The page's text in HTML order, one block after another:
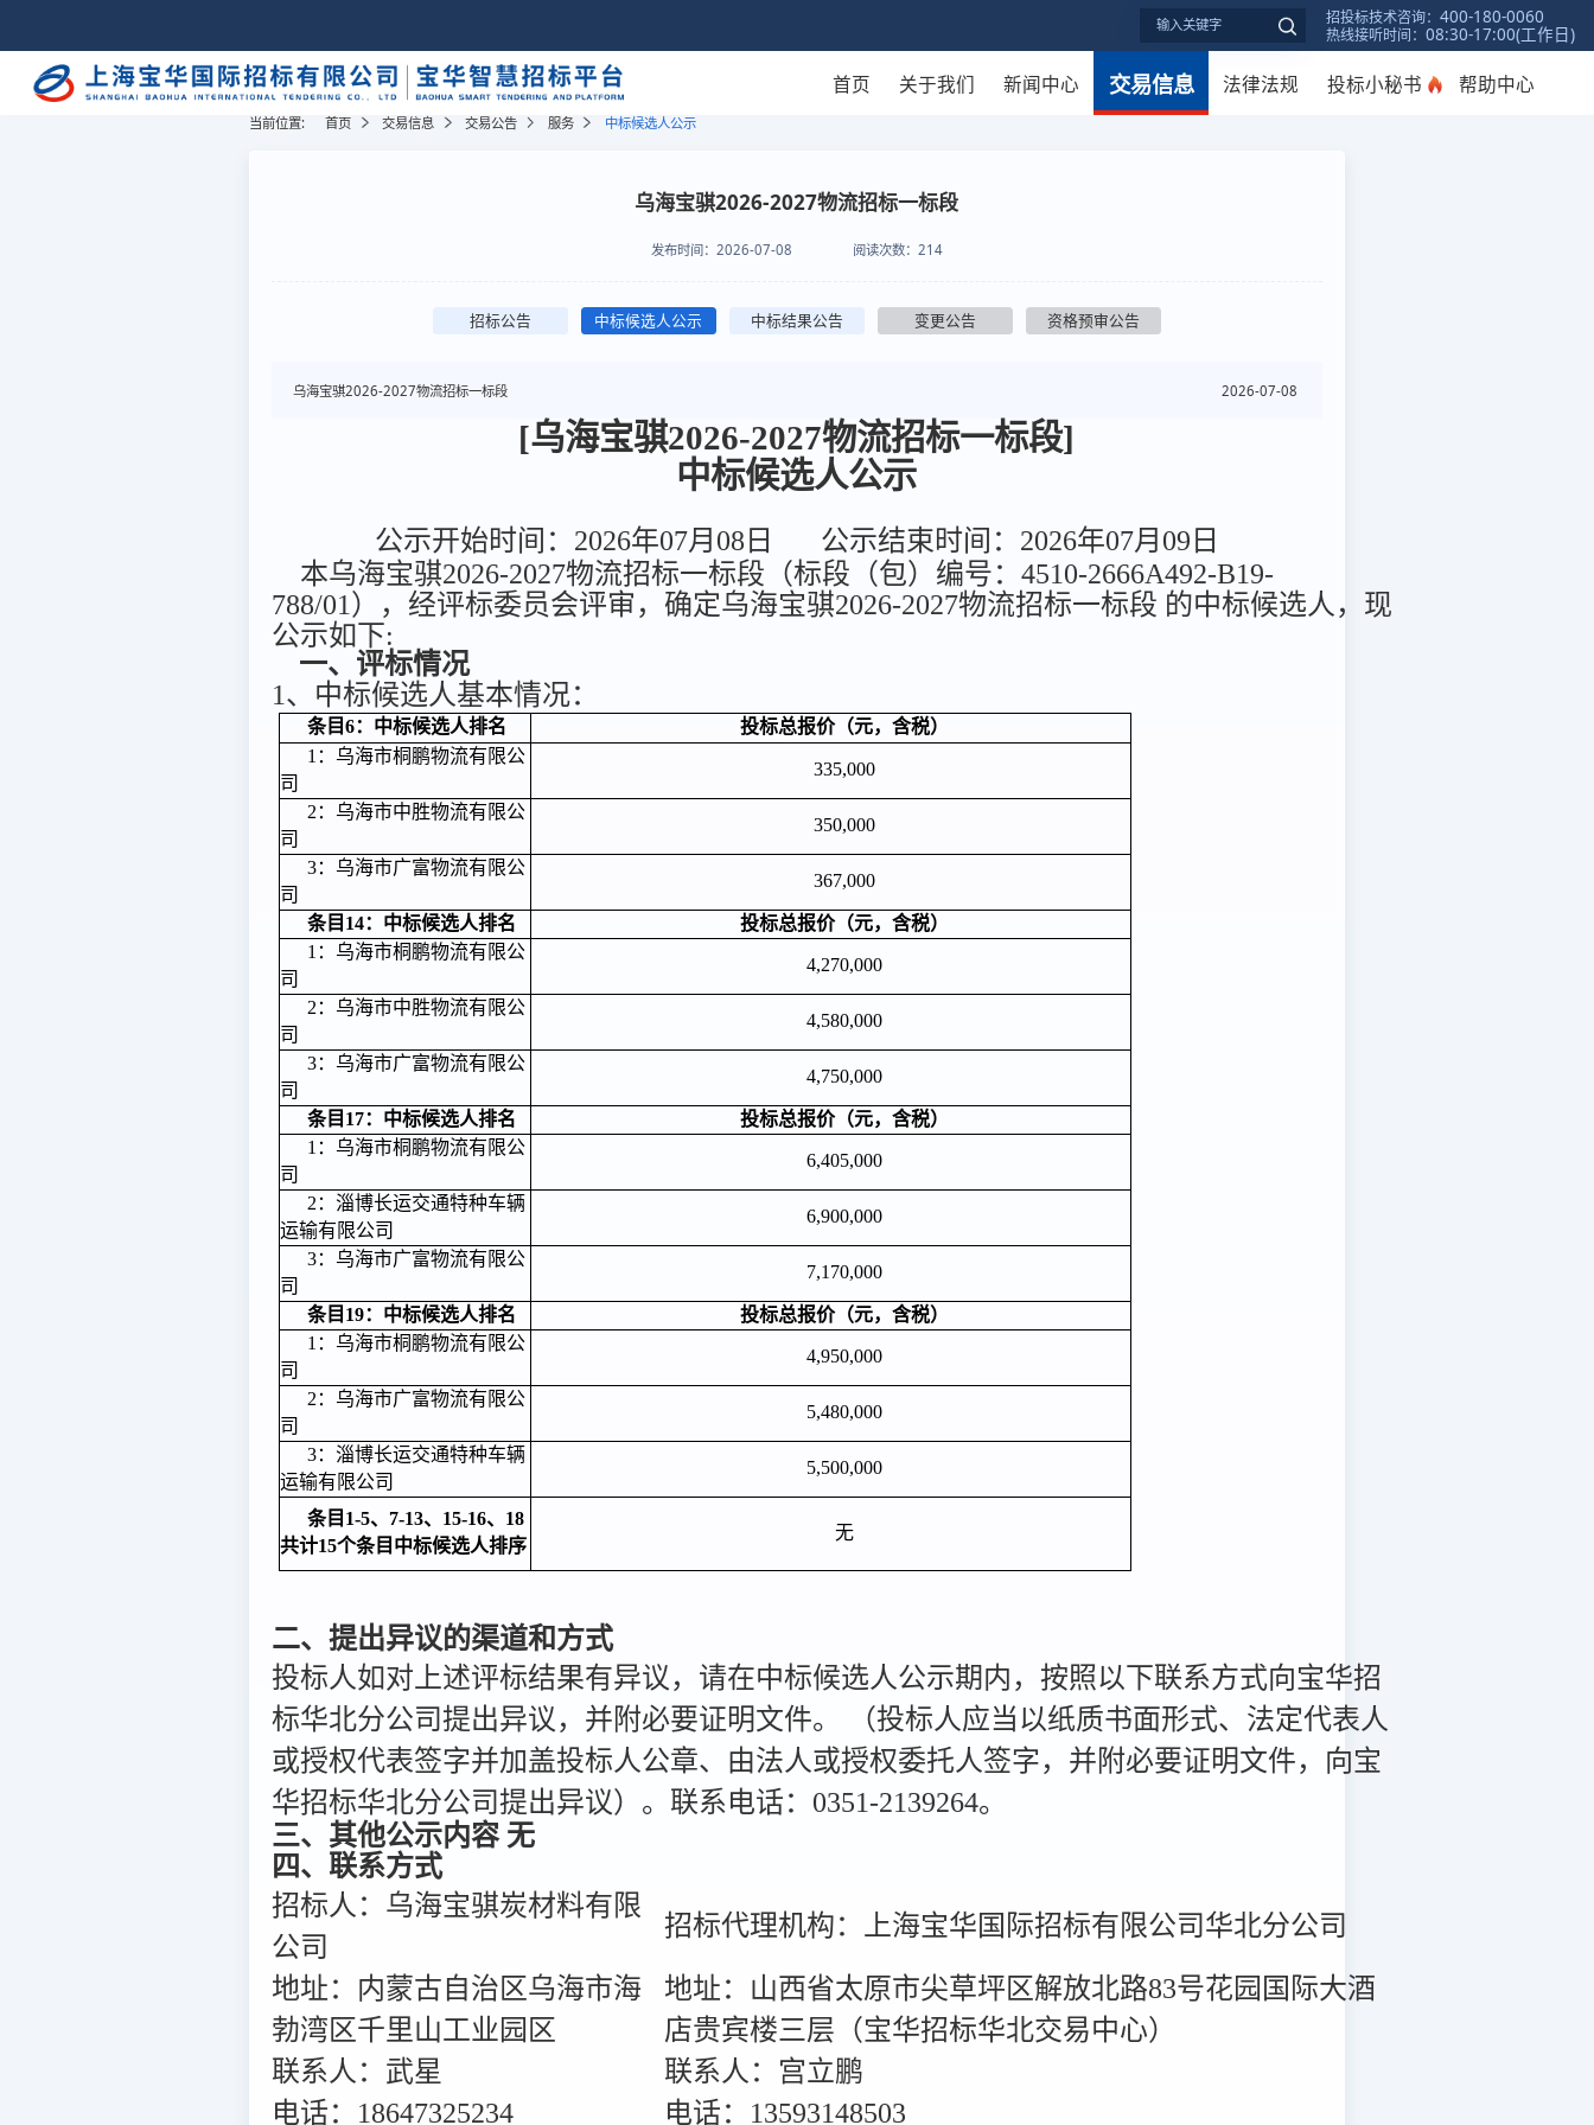
招投标技术咨询：400-180-0060
热线接听时间：08:30-17:00(工作日)
首页 关于我们 新闻中心 交易信息 法律法规 投标小秘书 帮助中心
当前位置: 首页 交易信息 交易公告 服务 中标候选人公示
乌海宝骐2026-2027物流招标一标段
发布时间： 2026-07-08 阅读次数： 214
招标公告 中标候选人公示 中标结果公告 变更公告 资格预审公告
2026-07-08
乌海宝骐2026-2027物流招标一标段
[乌海宝骐2026-2027物流招标一标段]
中标候选人公示
公示开始时间：2026年07月08日
公示结束时间：2026年07月09日
本乌海宝骐2026-2027物流招标一标段（标段（包）编号：4510-2666A492-B19-
788/01），经评标委员会评审，确定乌海宝骐2026-2027物流招标一标段 的中标候选人，现
公示如下:
一、评标情况
1、中标候选人基本情况：
条目6：中标候选人排名
投标总报价（元，含税）
1：乌海市桐鹏物流有限公
司
335,000
2：乌海市中胜物流有限公
司
350,000
3：乌海市广富物流有限公
司
367,000
条目14：中标候选人排名
投标总报价（元，含税）
1：乌海市桐鹏物流有限公
司
4,270,000
2：乌海市中胜物流有限公
司
4,580,000
3：乌海市广富物流有限公
司
4,750,000
条目17：中标候选人排名
投标总报价（元，含税）
1：乌海市桐鹏物流有限公
司
6,405,000
2：淄博长运交通特种车辆
运输有限公司
6,900,000
3：乌海市广富物流有限公
司
7,170,000
条目19：中标候选人排名
投标总报价（元，含税）
1：乌海市桐鹏物流有限公
司
4,950,000
2：乌海市广富物流有限公
司
5,480,000
3：淄博长运交通特种车辆
运输有限公司
5,500,000
条目1-5、7-13、15-16、18
共计15个条目中标候选人排序
无
二、提出异议的渠道和方式
投标人如对上述评标结果有异议，请在中标候选人公示期内，按照以下联系方式向宝华招
标华北分公司提出异议，并附必要证明文件。 （投标人应当以纸质书面形式、法定代表人
或授权代表签字并加盖投标人公章、由法人或授权委托人签字，并附必要证明文件，向宝
华招标华北分公司提出异议）。联系电话：0351-2139264。
三、其他公示内容 无
四、联系方式
招标人：乌海宝骐炭材料有限
公司
招标代理机构：上海宝华国际招标有限公司华北分公司
地址：内蒙古自治区乌海市海
勃湾区千里山工业园区
地址：山西省太原市尖草坪区解放北路83号花园国际大酒
店贵宾楼三层（宝华招标华北交易中心）
联系人：武星
联系人：宫立鹏
电话：18647325234
电话：13593148503